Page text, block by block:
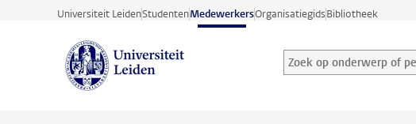
Ga direct naar de inhoud
Universiteit LeidenStudentenMedewerkersOrganisatiegidsBibliotheek
Zoek op onderwerp of
Zoekterm